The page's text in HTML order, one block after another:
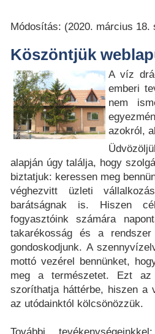
Módosítás: (2020. március 18.
Köszöntjük
A víz
emberi
nem
azokról,
alapján úgy találja, hogy
biztatjuk: keressen meg
véghezvitt üzleti
barátságnak is. Hiszen
fogyasztóink számára
takarékosság és a
gondoskodjunk. A
mottó vezérel bennünket,
meg a természetet. Ezt az
szoríthatja háttérbe, hiszen a
az utódainktól kölcsönözzük.